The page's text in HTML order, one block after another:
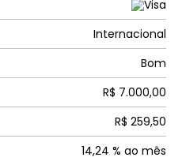
Internacional
Bom
R$ 7.000,00
R$ 259,50
14,24 % ao mês